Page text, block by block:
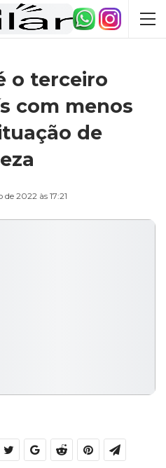
o terceiro
com menos
de
2022 às 17:21